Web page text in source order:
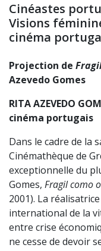
Cinéastes
Visions
cinéma
Projection de
Azevedo Gomes
RITA AZEVEDO
cinéma portugais
Dans le cadre de la
Cinémathèque de
exceptionnelle du
Gomes, Fragil como
2001). La
international de la
entre crise
ne cesse de devoir